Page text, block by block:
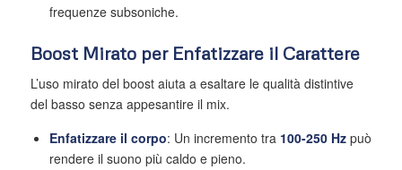
frequenze subsoniche.
Boost Mirato per Enfatizzare il Carattere
L’uso mirato del boost aiuta a esaltare le qualità distintive
del basso senza appesantire il mix.
Enfatizzare il corpo: Un incremento tra 100-250 Hzpuò
rendere il suono più caldo e pieno.